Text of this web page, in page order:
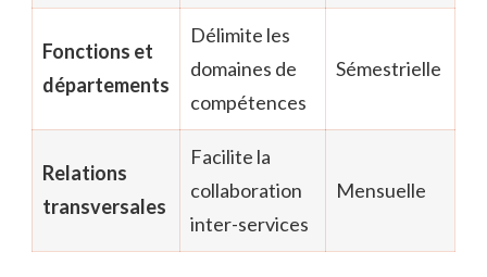
Fonctions et
départements
Délimite les
domaines de
compétences
Sémestrielle
Relations
transversales
Facilite la
collaboration
inter-services
Mensuelle